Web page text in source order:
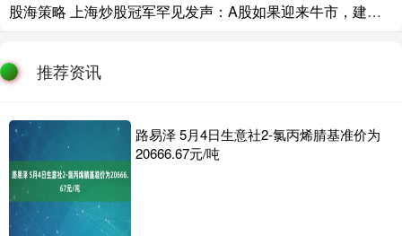
股海策略 上海炒股冠军罕见发声：A股如果迎来牛市，建议死磕这3种大涨形态
推荐资讯
路易泽 5月4日生意社2-氯丙烯腈基准价为
20666.67元/吨